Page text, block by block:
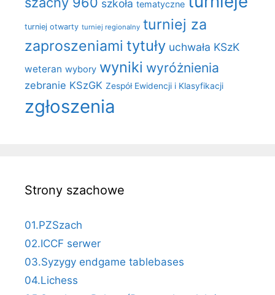
szkoła tematyczne
turniej otwarty turniej regionalny turniej za
zaproszeniami tytuły uchwała KSzK
weteran wybory wyniki wyróżnienia
zebranie KSzGK Zespół Ewidencji i Klasyfikacji
zgłoszenia
Strony szachowe
01.PZSzach
02.ICCF serwer
03.Syzygy endgame tablebases
04.Lichess